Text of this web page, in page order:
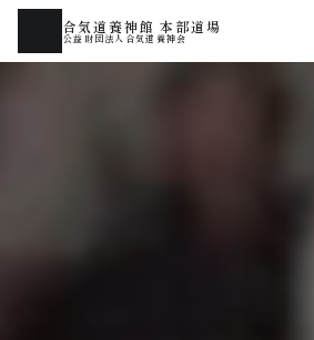
合気道養神館 本部道場
公益財団法人合気道養神会